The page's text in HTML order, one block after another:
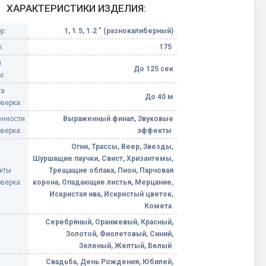
Небесные фонарики
Оборудование для
Елочные гирлянды
Фейерверк-шоу
ХАРАКТЕРИСТИКИ ИЗДЕЛИЯ:
1, 1.5, 1.2 " (разнокалиберный)
175
До 125 сек
До 40 м
Выраженный финал, Звуковые
эффекты
Огни, Трассы, Веер, Звезды,
Шуршащие паучки, Свист, Хризантемы,
Трещащие облака, Пион, Парчовая
корона, Опадающие листья, Мерцание,
Искристая ива, Искристый цветок,
Комета
Серебряный, Оранжевый, Красный,
Золотой, Фиолетовый, Синий,
Зеленый, Желтый, Белый
Свадьба, День Рождения, Юбилей,